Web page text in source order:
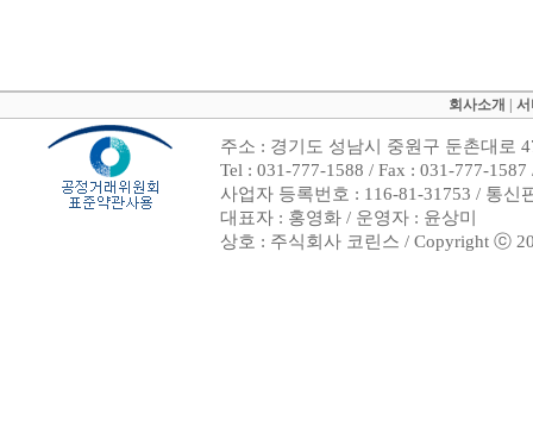
회사소개
주소 : 경기도 성남시 중원구 둔촌대로
Tel : 031-777-1588 / Fax : 031-777-
사업자 등록번호 : 116-81-31753 / 통신
대표자 : 홍영화 / 운영자 : 윤상미
상호 : 주식회사 코린스 / Copyright ⓒ